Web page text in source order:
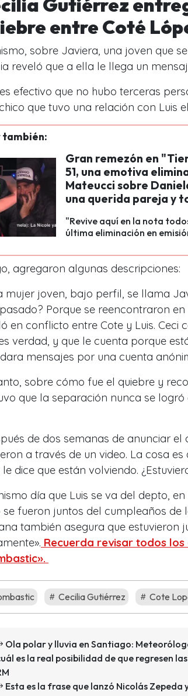
entre Coté
sobre Javiera, una joven que
reveló que a ella le llega un
efectivo que no hubo terceras
que tuvo una relación con Luis
también:
Gran remezón en
51, una emotiva
Mateucci sobre
una querida pareja y
"Revive aquí en la nota
última eliminación en
agregaron algunas descripciones:
mujer joven, bajo perfil, se llama
Porque se reencontraron
en conflicto entre Cote y Luis. Ceci
verdad, y que le cuenta porque
mensajes por una cuenta
sobre cómo fue el quiebre y
que la separación nunca se
de dos semanas de anunciar
a través de un video. La cosa
le dice que están volviendo.
día que Luis se va del depto,
se fueron juntos del cumpleaños de
también asegura que estuvieron
Recuerda revisar todos
Cecilia Gutiérrez Cote
Ola polar y lluvia en Santiago:
es la real posibilidad de que regresen
Esta es la frase que lanzó Nicolás